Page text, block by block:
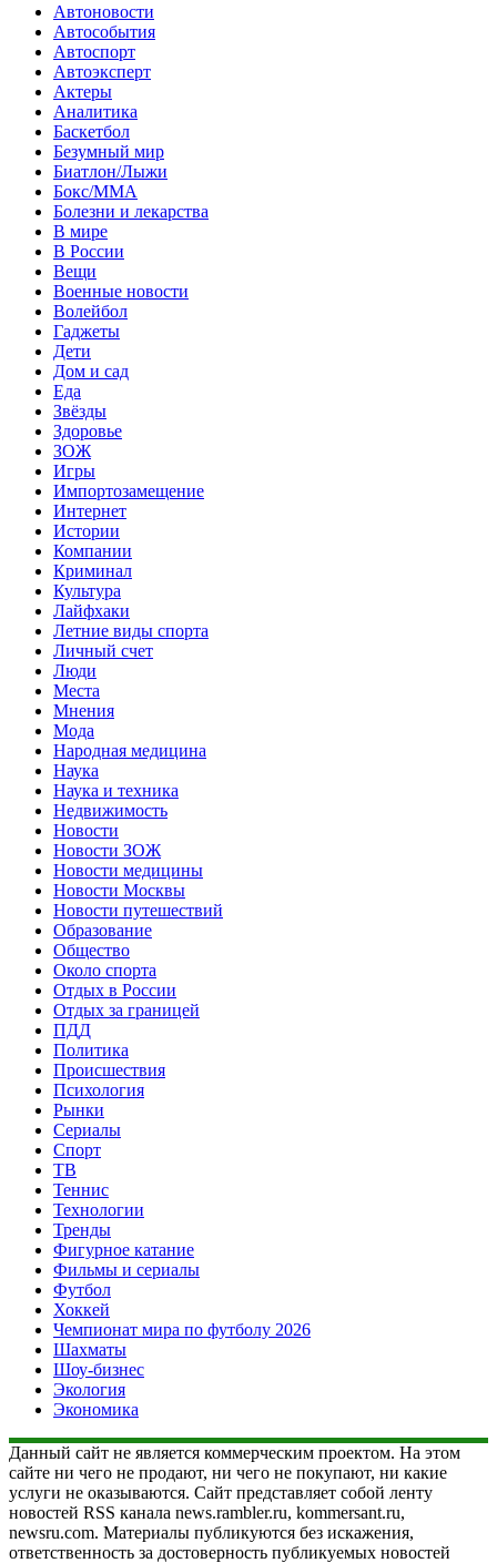
Автоновости
Автособытия
Автоспорт
Автоэксперт
Актеры
Аналитика
Баскетбол
Безумный мир
Биатлон/Лыжи
Бокс/MMA
Болезни и лекарства
В мире
В России
Вещи
Военные новости
Волейбол
Гаджеты
Дети
Дом и сад
Еда
Звёзды
Здоровье
ЗОЖ
Игры
Импортозамещение
Интернет
Истории
Компании
Криминал
Культура
Лайфхаки
Летние виды спорта
Личный счет
Люди
Места
Мнения
Мода
Народная медицина
Наука
Наука и техника
Недвижимость
Новости
Новости ЗОЖ
Новости медицины
Новости Москвы
Новости путешествий
Образование
Общество
Около спорта
Отдых в России
Отдых за границей
ПДД
Политика
Происшествия
Психология
Рынки
Сериалы
Спорт
ТВ
Теннис
Технологии
Тренды
Фигурное катание
Фильмы и сериалы
Футбол
Хоккей
Чемпионат мира по футболу 2026
Шахматы
Шоу-бизнес
Экология
Экономика
Данный сайт не является коммерческим проектом. На этом
сайте ни чего не продают, ни чего не покупают, ни какие
услуги не оказываются. Сайт представляет собой ленту
новостей RSS канала news.rambler.ru, kommersant.ru,
newsru.com. Материалы публикуются без искажения,
ответственность за достоверность публикуемых новостей